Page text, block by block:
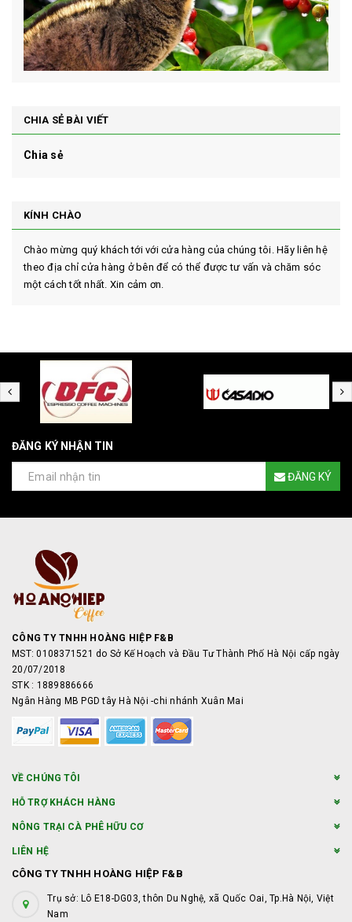
CHIA SẺ BÀI VIẾT
Chia sẻ
KÍNH CHÀO
Chào mừng quý khách tới với cửa hàng của chúng tôi. Hãy liên hệ
theo địa chỉ cửa hàng ở bên để có thể được tư vấn và chăm sóc
một cách tốt nhất. Xin cảm ơn.
ĐĂNG KÝ NHẬN TIN
ĐĂNG KÝ
CÔNG TY TNHH HOÀNG HIỆP F&B
MST: 0108371521 do Sở Kế Hoạch và Đầu Tư Thành Phố Hà Nội cấp ngày
20/07/2018
STK : 1889886666
Ngân Hàng MB PGD tây Hà Nội -chi nhánh Xuân Mai
VỀ CHÚNG TÔI
HỖ TRỢ KHÁCH HÀNG
NÔNG TRẠI CÀ PHÊ HỮU CƠ
LIÊN HỆ
CÔNG TY TNHH HOÀNG HIỆP F&B
Trụ sở: Lô E18-DG03, thôn Du Nghệ, xã Quốc Oai, Tp.Hà Nội, Việt
Nam